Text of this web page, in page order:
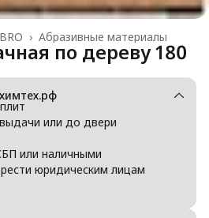
Абразивные материалы
›
по дереву 180
или до двери
или наличными
юридическим лицам